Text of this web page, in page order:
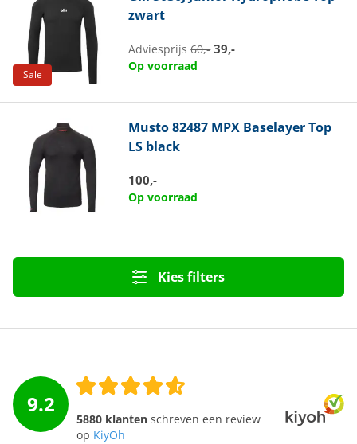
Sale
zwart
Adviesprijs60,- 39,-
Op voorraad
Musto82487 MPX Baselayer Top
LS black
100,-
Op voorraad
Kies filters
9.2
5880 klanten schreven een review
op KiyOh